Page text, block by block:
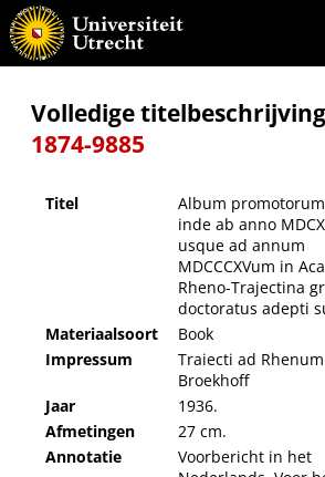
Album promotorum, qui inde ab anno MDCXXXVIo usque
Academia Rheno-Trajectina gradum doctoratus adepti sunt
Volledige
1874-9885
Titel
Album
inde ab anno
usque ad annum
MDCCCXVum in
Rheno-Trajectina
doctoratus adepti
Materiaalsoort Book
Impressum
Traiecti ad
Broekhoff
Jaar 1936.
Afmetingen
27 cm.
Annotatie
Voorbericht in het